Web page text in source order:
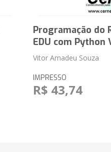
Programação do
EDU com Python
Vitor Amadeu Souza
IMPRESSO
R$ 43,74